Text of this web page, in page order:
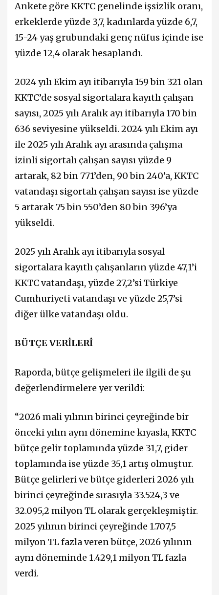
Ankete göre KKTC genelinde işsizlik oranı,
erkeklerde yüzde 3,7, kadınlarda yüzde 6,7,
15-24 yaş grubundaki genç nüfus içinde ise
yüzde 12,4 olarak hesaplandı.
2024 yılı Ekim ayı itibarıyla 159 bin 321 olan
KKTC’de sosyal sigortalara kayıtlı çalışan
sayısı, 2025 yılı Aralık ayı itibarıyla 170 bin
636 seviyesine yükseldi. 2024 yılı Ekim ayı
ile 2025 yılı Aralık ayı arasında çalışma
izinli sigortalı çalışan sayısı yüzde 9
artarak, 82 bin 771’den, 90 bin 240’a, KKTC
vatandaşı sigortalı çalışan sayısı ise yüzde
5 artarak 75 bin 550’den 80 bin 396’ya
yükseldi.
2025 yılı Aralık ayı itibarıyla sosyal
sigortalara kayıtlı çalışanların yüzde 47,1’i
KKTC vatandaşı, yüzde 27,2’si Türkiye
Cumhuriyeti vatandaşı ve yüzde 25,7’si
diğer ülke vatandaşı oldu.
BÜTÇE VERİLERİ
Raporda, bütçe gelişmeleri ile ilgili de şu
değerlendirmelere yer verildi:
“2026 mali yılının birinci çeyreğinde bir
önceki yılın aynı dönemine kıyasla, KKTC
bütçe gelir toplamında yüzde 31,7, gider
toplamında ise yüzde 35,1 artış olmuştur.
Bütçe gelirleri ve bütçe giderleri 2026 yılı
birinci çeyreğinde sırasıyla 33.524,3 ve
32.095,2 milyon TL olarak gerçekleşmiştir.
2025 yılının birinci çeyreğinde 1.707,5
milyon TL fazla veren bütçe, 2026 yılının
aynı döneminde 1.429,1 milyon TL fazla
verdi.